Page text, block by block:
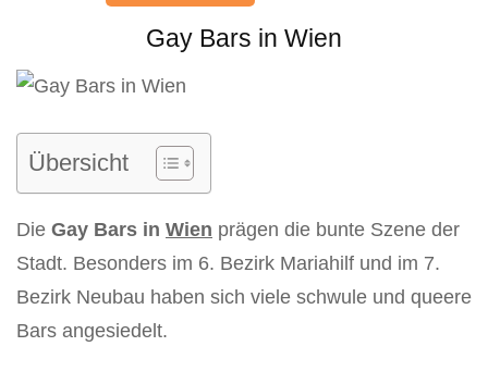
Gay Bars in Wien
Übersicht
Die Gay Bars in Wien prägen die bunte Szene der
Stadt. Besonders im 6. Bezirk Mariahilf und im 7.
Bezirk Neubau haben sich viele schwule und queere
Bars angesiedelt.